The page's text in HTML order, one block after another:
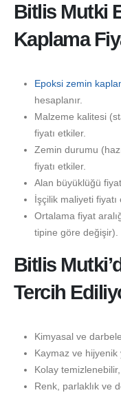
Bitlis Mutki
Kaplama
Epoksi zemin
hesaplanır.
Malzeme kalitesi
fiyatı etkiler.
Zemin durumu
fiyatı etkiler.
Alan büyüklüğü
İşçilik maliyeti fiyatı
Ortalama fiyat
tipine göre değişir).
Bitlis
Tercih
Kimyasal ve
Kaymaz ve hijyenik
Kolay
Renk, parlaklık ve